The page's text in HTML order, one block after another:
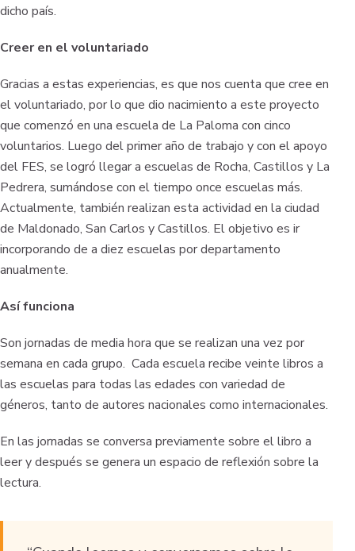
dicho país.
Creer en el voluntariado
Gracias a estas experiencias, es que nos cuenta que cree en
el voluntariado, por lo que dio nacimiento a este proyecto
que comenzó en una escuela de La Paloma con cinco
voluntarios. Luego del primer año de trabajo y con el apoyo
del FES, se logró llegar a escuelas de Rocha, Castillos y La
Pedrera, sumándose con el tiempo once escuelas más.
Actualmente, también realizan esta actividad en la ciudad
de Maldonado, San Carlos y Castillos. El objetivo es ir
incorporando de a diez escuelas por departamento
anualmente.
Así funciona
Son jornadas de media hora que se realizan una vez por
semana en cada grupo. Cada escuela recibe veinte libros a
las escuelas para todas las edades con variedad de
géneros, tanto de autores nacionales como internacionales.
En las jornadas se conversa previamente sobre el libro a
leer y después se genera un espacio de reflexión sobre la
lectura.